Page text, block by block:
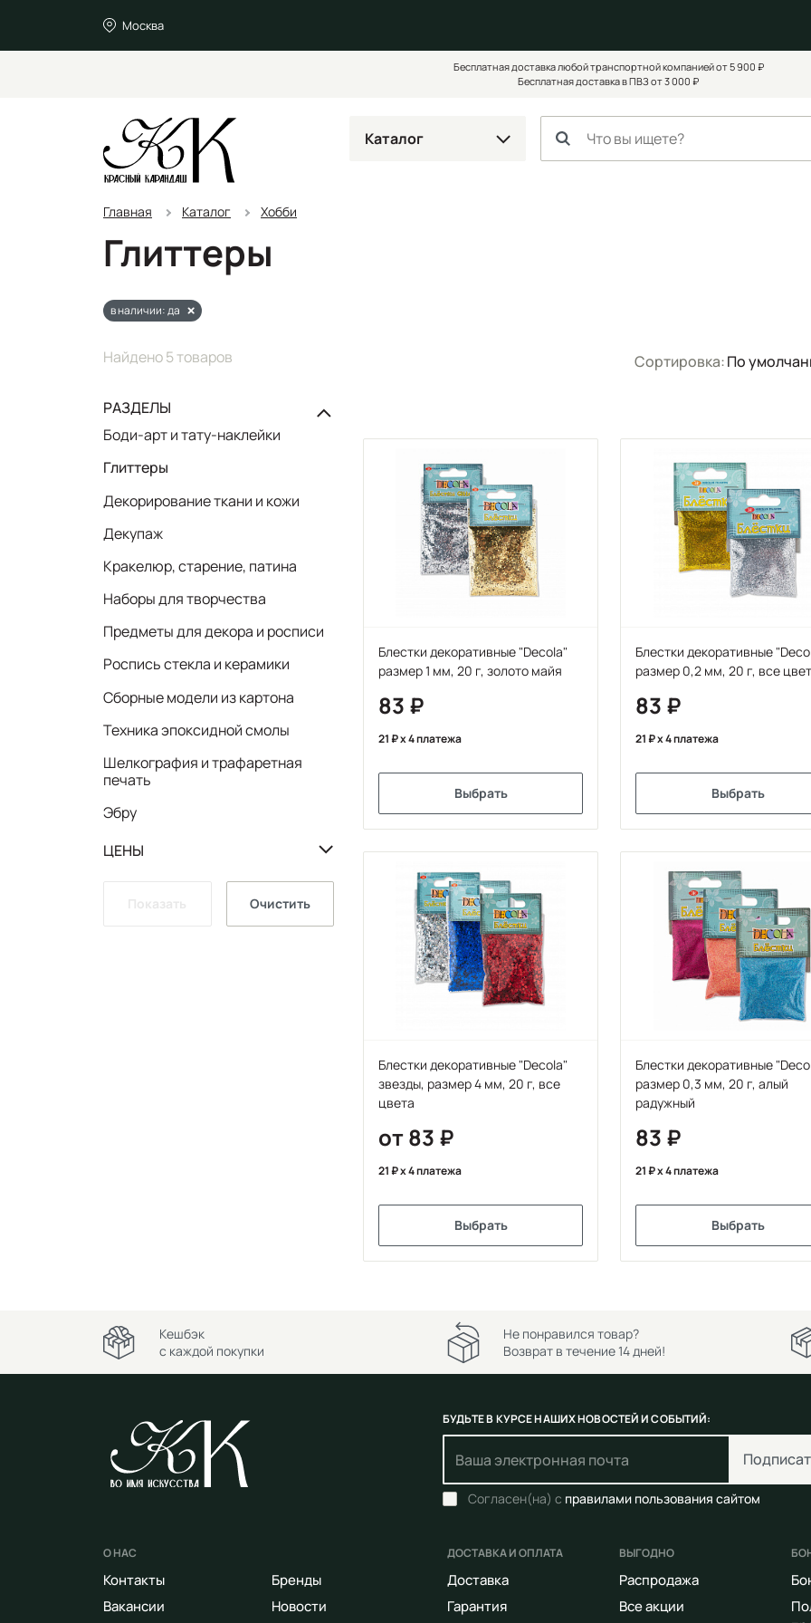
Москва
Бесплатная доставка любой транспортной компанией от 5 900 ₽
Бесплатная доставка в ПВЗ от 3 000 ₽
Каталог
Главная Каталог Хобби
Глиттеры
в наличии: да
Найдено 5 товаров Сортировка:По
РАЗДЕЛЫ
Боди-арт и тату-наклейки
Глиттеры
Декорирование ткани и кожи
Декупаж
Кракелюр, старение, патина
Наборы для творчества
Предметы для декора и росписи
Роспись стекла и керамики
Сборные модели из картона
Техника эпоксидной смолы
Шелкография и трафаретная
печать
Эбру
ЦЕНЫ
Очистить
Блестки декоративные "Decola"
размер 1 мм, 20 г, золото майя
83
21 x 4 платежа
Выбрать
Блестки декоративные
размер 0,2 мм, 20 г, все
83
21 x 4 платежа
Выбрать
Блестки декоративные "Decola"
звезды, размер 4 мм, 20 г, все
цвета
от 83
21 x 4 платежа
Выбрать
Блестки декоративные
размер 0,3 мм, 20 г, алый
радужный
83
21 x 4 платежа
Выбрать
Кешбэк
с каждой покупки
Не понравился товар?
Возврат в течение 14 дней!
БУДЬТЕ В КУРСЕ НАШИХ НОВОСТЕЙ И СОБЫТИЙ:
Согласен(на) с правилами пользования сайтом
О НАС
Контакты
Вакансии
Бренды
Новости
ДОСТАВКА И ОПЛАТА
Доставка
Гарантия
ВЫГОДНО
Распродажа
Все акции